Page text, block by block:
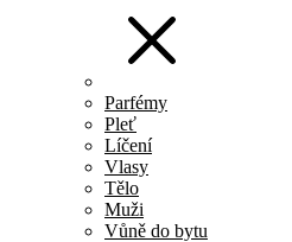
Parfémy
Pleť
Líčení
Vlasy
Tělo
Muži
Vůně do bytu